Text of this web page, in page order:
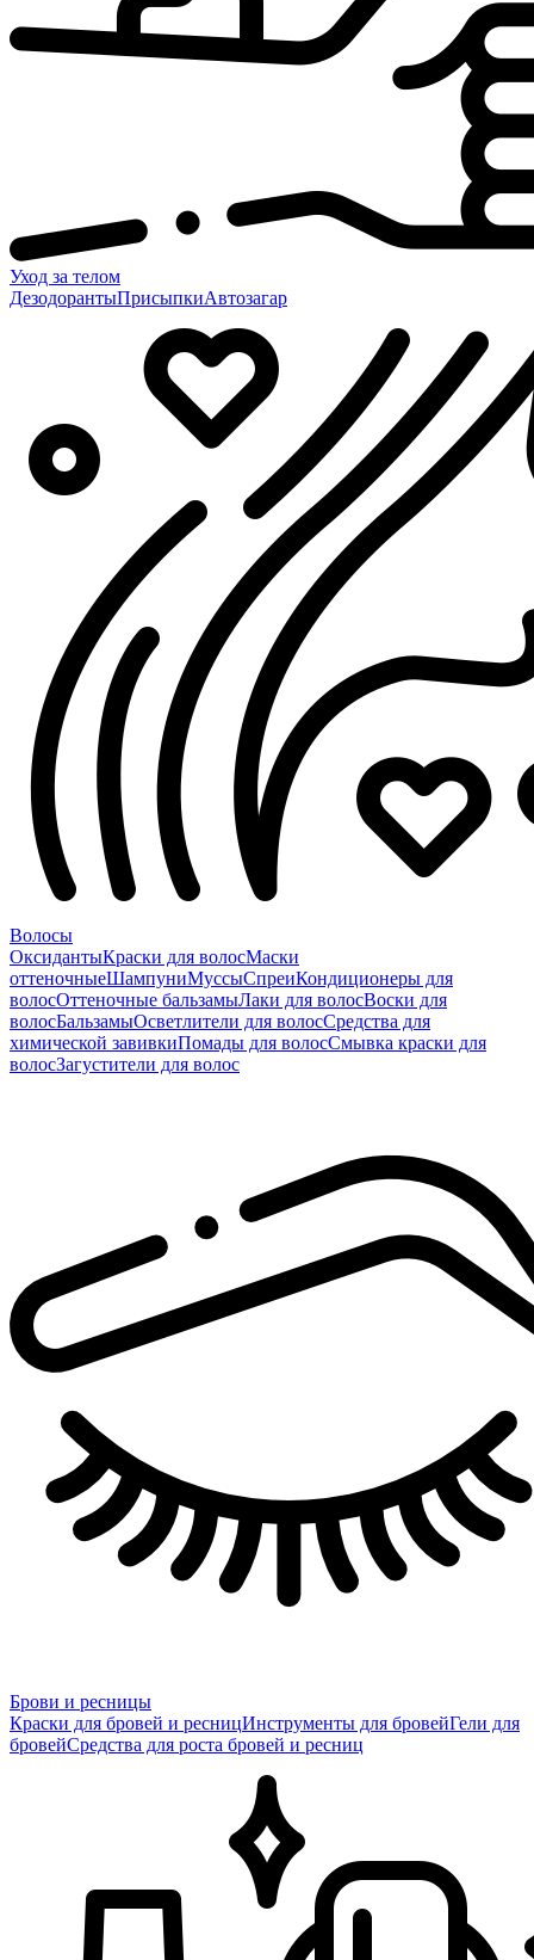
Уход за телом
ДезодорантыПрисыпкиАвтозагар
Волосы
ОксидантыКраски для волосМаски
оттеночныеШампуниМуссыСпреиКондиционеры для
волосОттеночные бальзамыЛаки для волосВоски для
волосБальзамыОсветлители для волосСредства для
химической завивкиПомады для волосСмывка краски для
волосЗагустители для волос
Брови и ресницы
Краски для бровей и ресницИнструменты для бровейГели для
бровейСредства для роста бровей и ресниц